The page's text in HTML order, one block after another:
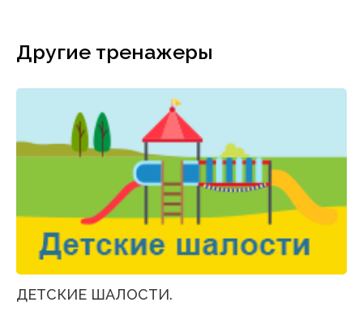
Другие тренажеры
ДЕТСКИЕ ШАЛОСТИ.